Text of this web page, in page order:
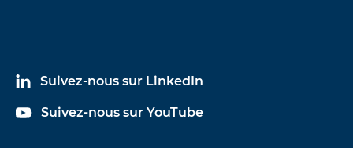
Suivez-nous sur LinkedIn
Suivez-nous sur YouTube